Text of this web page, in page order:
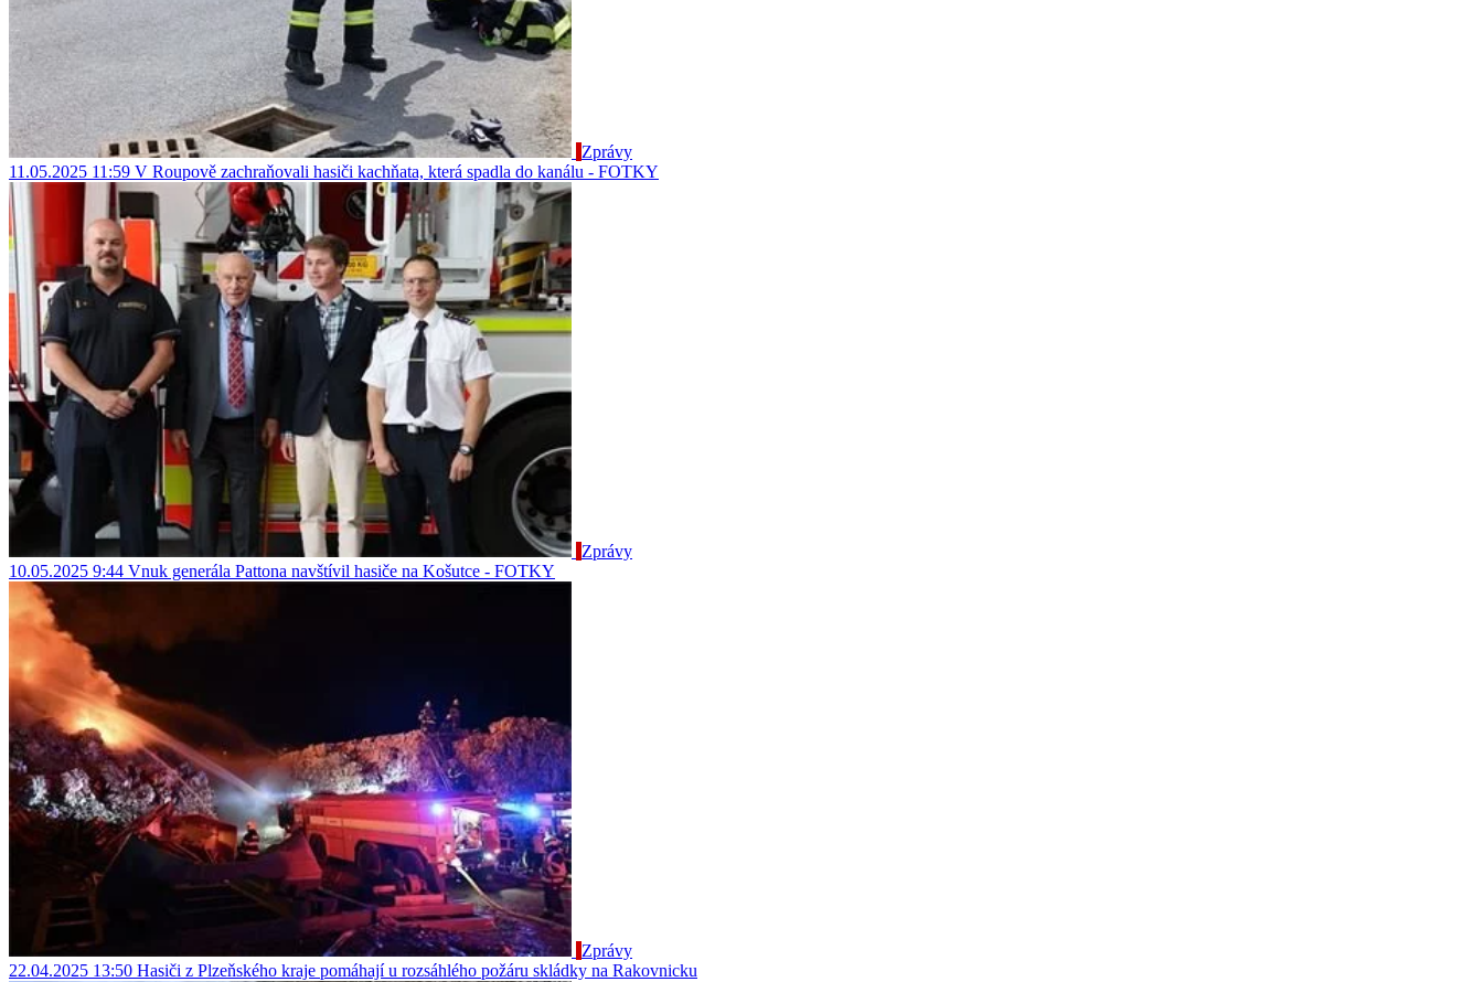
Zprávy
11.05.2025 11:59 V Roupově zachraňovali hasiči kachňata, která spadla do kanálu - FOTKY
Zprávy
10.05.2025 9:44 Vnuk generála Pattona navštívil hasiče na Košutce - FOTKY
Zprávy
22.04.2025 13:50 Hasiči z Plzeňského kraje pomáhají u rozsáhlého požáru skládky na Rakovnicku